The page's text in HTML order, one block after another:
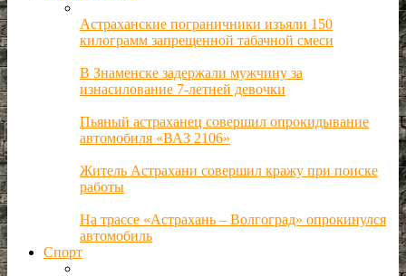
Астраханские пограничники изъяли 150
килограмм запрещенной табачной смеси
В Знаменске задержали мужчину за
изнасилование 7-летней девочки
Пьяный астраханец совершил опрокидывание
автомобиля «ВАЗ 2106»
Житель Астрахани совершил кражу при поиске
работы
На трассе «Астрахань – Волгоград» опрокинулся
автомобиль
Спорт